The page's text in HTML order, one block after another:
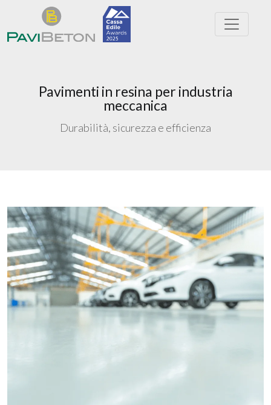
Pavimenti in resina per industria
meccanica
Durabilità, sicurezza e efficienza